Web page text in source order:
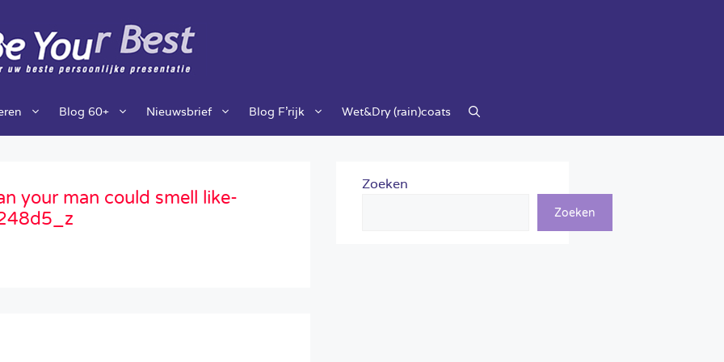
Blog 60+ Nieuwsbrief Blog F’rijk Wet&Dry (rain)coats
your man could smell like-
Zoeken
Zoeken